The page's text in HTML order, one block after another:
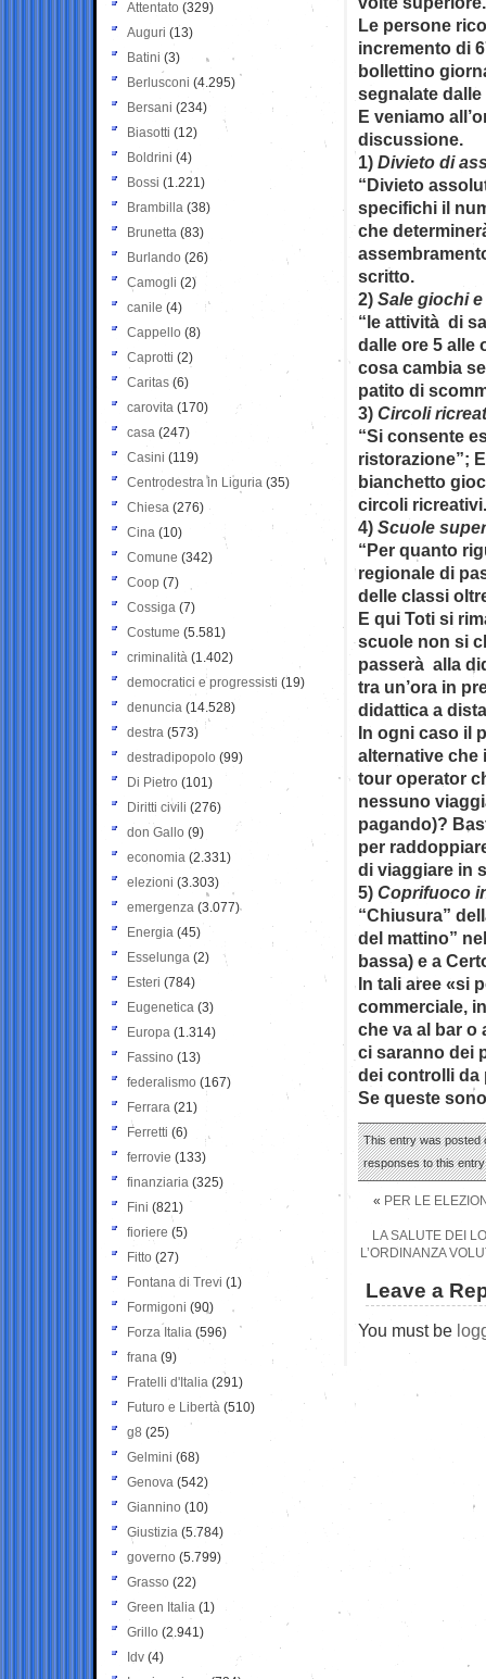
Le persone
incremento di
bollettino
segnalate
E veniamo
discussione.
1) Divieto di
“Divieto
specifichi il
che
scritto.
2) Sale giochi
“le attività di
dalle ore 5 alle
cosa cambia
patito di
3) Circoli
“Si consente
ristorazione”;
bianchetto
circoli ricreativi.
4) Scuole
“Per quanto
regionale di
delle classi
E qui Toti si
scuole non si
passerà alla
tra un’ora in
didattica a
In ogni caso il
alternative che
tour operator
nessuno
pagando)?
per
di viaggiare in
5) Coprifuoco
“Chiusura”
del mattino”
bassa) e a
In tali aree «si
commerciale,
che va al bar o
ci saranno dei
dei controlli da
Se queste
This entry was posted
responses to this
« PER LE
LA SALUTE DEI
L’ORDINANZA
Leave a
You must be
Attentato (329)
Auguri (13)
Batini (3)
Berlusconi (4.295)
Bersani (234)
Biasotti (12)
Boldrini (4)
Bossi (1.221)
Brambilla (38)
Brunetta (83)
Burlando (26)
Camogli (2)
canile (4)
Cappello (8)
Caprotti (2)
Caritas (6)
carovita (170)
casa (247)
Casini (119)
Centrodestra in Liguria (35)
Chiesa (276)
Cina (10)
Comune (342)
Coop (7)
Cossiga (7)
Costume (5.581)
criminalità (1.402)
democratici e progressisti (19)
denuncia (14.528)
destra (573)
destradipopolo (99)
Di Pietro (101)
Diritti civili (276)
don Gallo (9)
economia (2.331)
elezioni (3.303)
emergenza (3.077)
Energia (45)
Esselunga (2)
Esteri (784)
Eugenetica (3)
Europa (1.314)
Fassino (13)
federalismo (167)
Ferrara (21)
Ferretti (6)
ferrovie (133)
finanziaria (325)
Fini (821)
fioriere (5)
Fitto (27)
Fontana di Trevi (1)
Formigoni (90)
Forza Italia (596)
frana (9)
Fratelli d'Italia (291)
Futuro e Libertà (510)
g8 (25)
Gelmini (68)
Genova (542)
Giannino (10)
Giustizia (5.784)
governo (5.799)
Grasso (22)
Green Italia (1)
Grillo (2.941)
Idv (4)